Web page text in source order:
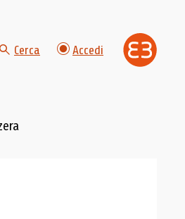
Cerca Accedi